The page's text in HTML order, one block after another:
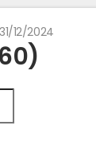
12/2024